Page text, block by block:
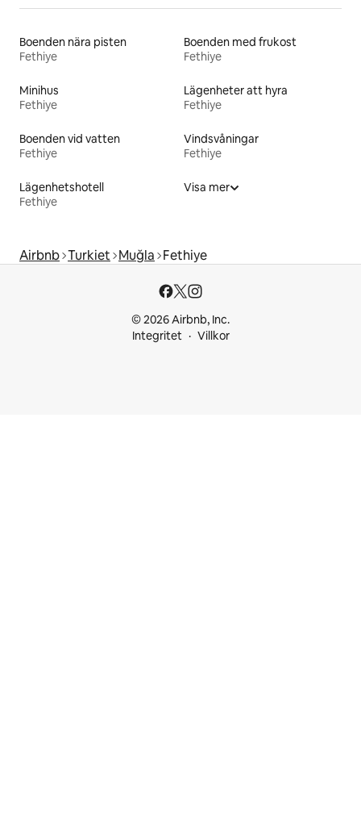
Boenden nära pisten
Fethiye
Boenden med frukost
Fethiye
Minihus
Fethiye
Lägenheter att hyra
Fethiye
Boenden vid vatten
Fethiye
Vindsvåningar
Fethiye
Lägenhetshotell
Fethiye
Visa mer
Airbnb Turkiet Muğla Fethiye
© 2026 Airbnb, Inc.
Integritet
Villkor